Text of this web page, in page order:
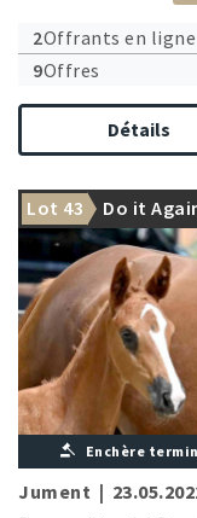
2Offrants en ligne
9Offres
Détails
Lot 43 Do it
Enchère
Jument |